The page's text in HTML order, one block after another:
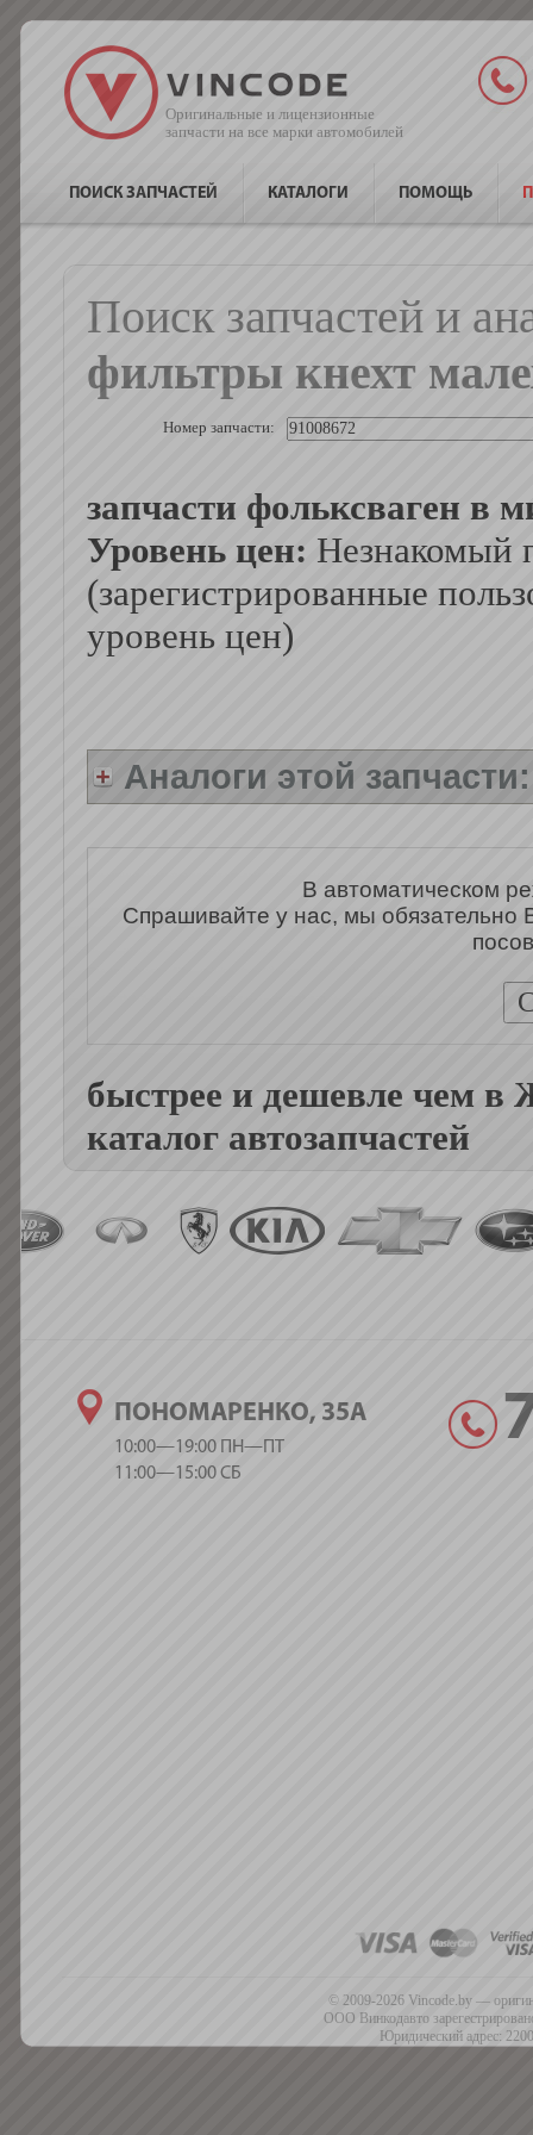
Оригинальные и лицензионные
запчасти на все марки автомобилей
ПОИСК ЗАПЧАСТЕЙ КАТАЛОГИ ПОМОЩЬ
Поиск запчастей и
фильтры кнехт
Номер запчасти:
запчасти фольксваген в
Уровень цен: Незнакомый
(зарегистрированные
уровень цен)
Аналоги этой
В автоматическом
Спрашивайте у нас, мы
быстрее и дешевле чем в
каталог автозапчастей
ПОНОМАРЕНКО, 35А
10:00—19:00 ПН—ПТ
11:00—15:00 СБ
© 2009-2026 Vincode.by —
ООО Винкодавто
Юридический адрес: